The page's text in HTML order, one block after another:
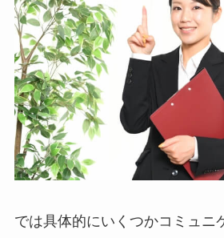
では具体的にいくつかコミュニ